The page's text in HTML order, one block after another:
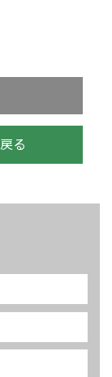
る